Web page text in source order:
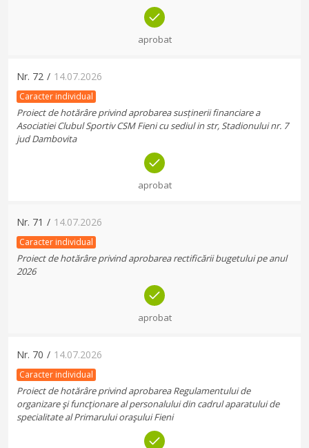
aprobat
Nr. 72 / 14.07.2026
Caracter individual
Proiect de hotărâre privind aprobarea susținerii financiare a
Asociatiei Clubul Sportiv CSM Fieni cu sediul in str, Stadionului nr. 7
jud Dambovita
aprobat
Nr. 71 / 14.07.2026
Caracter individual
Proiect de hotărâre privind aprobarea rectificării bugetului pe anul
2026
aprobat
Nr. 70 / 14.07.2026
Caracter individual
Proiect de hotărâre privind aprobarea Regulamentului de
organizare şi funcţionare al personalului din cadrul aparatului de
specialitate al Primarului oraşului Fieni